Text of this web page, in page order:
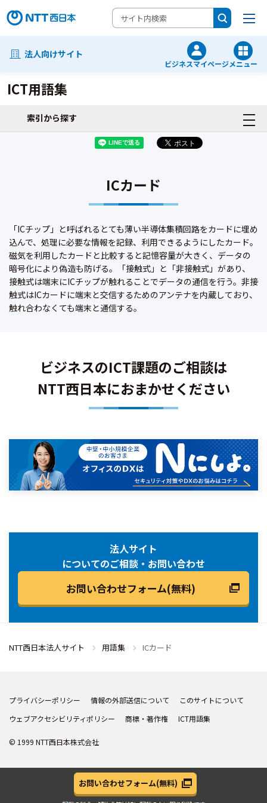
法人向けサイト
ビジネスマイページメニュー
ICT用語集
索引から探す
ICカード
「ICチップ」と呼ばれるとても薄い半導体集積回路をカードに埋め
込んで、処理に必要な情報を記録、利用できるようにしたカード。
磁気を利用したカードと比較すると記憶容量が大きく、データの
暗号化により偽造も防げる。「接触式」と「非接触式」があり、
接触式は端末にICチップが触れることでデータの通信を行う。非接
触式はICカードに端末と交信するためのアンテナを内蔵しており、
触れ合わなくても端末と通信する。
ビジネスのICT課題のご相談は
NTT西日本におまかせください
法人サイト
についてのご相談・お問い合わせ
お問い合わせフォーム(無料)
NTT西日本法人サイト 用語集 ICカード
プライバシーポリシー 情報の外部送信について
このサイトについて
ウェブアクセシビリティポリシー
商標・著作権 ICT用語集
© 1999 NTT西日本株式会社
お問い合わせフォーム(無料)